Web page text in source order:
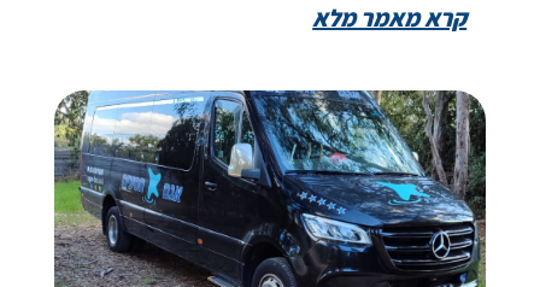
קרא מאמר מלא